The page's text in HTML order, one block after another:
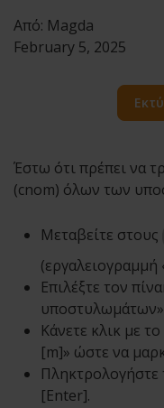
Από: Magda
February 5, 2025
Έστω ότι πρέπει να
(cnom) όλων των
Μεταβείτε στους
(εργαλειογραμμή
Επιλέξτε τον
Κάνετε κλικ με
[m]» ώστε να
Πληκτρολογήστε
[Enter].